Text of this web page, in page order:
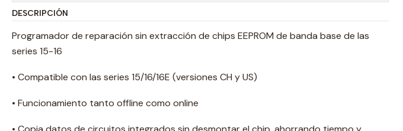
DESCRIPCIÓN
Programador de reparación sin extracción de chips EEPROM de banda base de las
series 15-16
• Compatible con las series 15/16/16E (versiones CH y US)
• Funcionamiento tanto offline como online